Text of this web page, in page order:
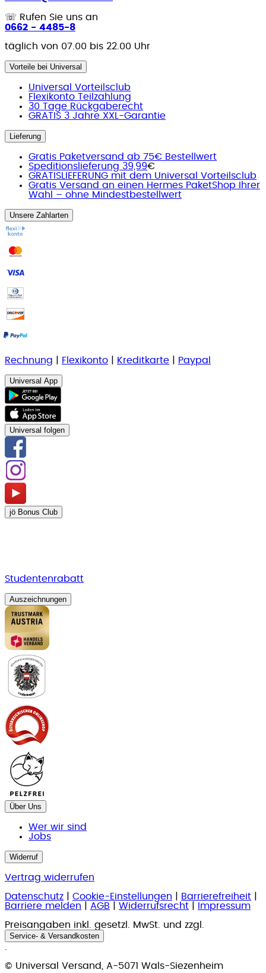
☏ Rufen Sie uns an
0662 - 4485-8
täglich von 07.00 bis 22.00 Uhr
Vorteile bei Universal
Universal Vorteilsclub
Flexikonto Teilzahlung
30 Tage Rückgaberecht
GRATIS 3 Jahre XXL-Garantie
Lieferung
Gratis Paketversand ab 75€ Bestellwert
Speditionslieferung 39,99€
GRATISLIEFERUNG mit dem Universal Vorteilsclub
Gratis Versand an einen Hermes PaketShop Ihrer
Wahl – ohne Mindestbestellwert
Unsere Zahlarten
Rechnung Flexikonto Kreditkarte Paypal
Universal App
Universal folgen
jö Bonus Club
Studentenrabatt
Auszeichnungen
Über Uns
Wer wir sind
Jobs
Widerruf
Vertrag widerrufen
Datenschutz
Cookie-Einstellungen Barrierefreiheit
Barriere melden
AGB Widerrufsrecht
Impressum
Preisangaben inkl. gesetzl. MwSt. und zzgl.
Service- & Versandkosten
© Universal Versand, A-5071 Wals-Siezenheim